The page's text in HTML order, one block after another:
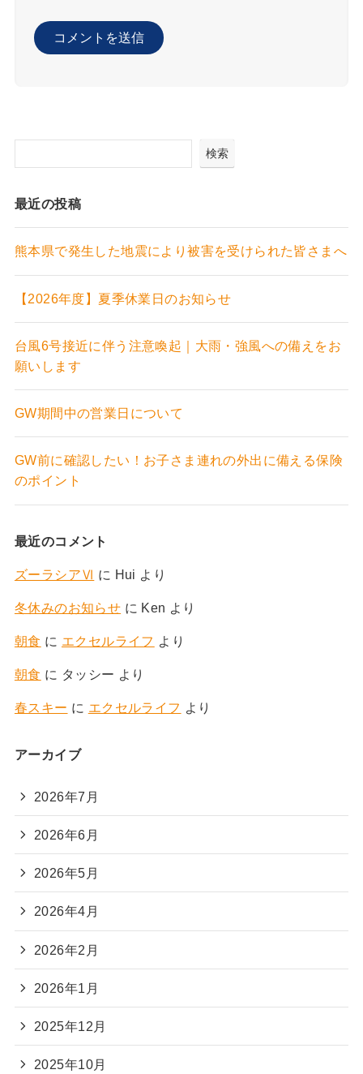
検索
最近の投稿
熊本県で発生した地震により被害を受けられた皆さまへ
【2026年度】夏季休業日のお知らせ
台風6号接近に伴う注意喚起｜大雨・強風への備えをお
願いします
GW期間中の営業日について
GW前に確認したい！お子さま連れの外出に備える保険
のポイント
最近のコメント
ズーラシアⅥ に Hui より
冬休みのお知らせ に Ken より
朝食 に エクセルライフ より
朝食 に タッシー より
春スキー に エクセルライフ より
アーカイブ
2026年7月
2026年6月
2026年5月
2026年4月
2026年2月
2026年1月
2025年12月
2025年10月